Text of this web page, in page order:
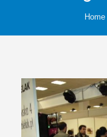
Home